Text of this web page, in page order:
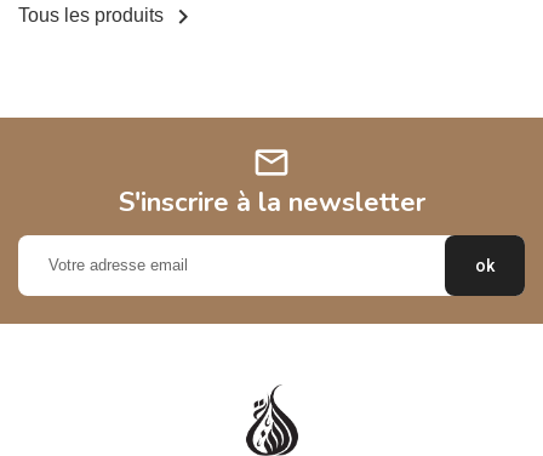
Tous les produits 
mail
S'inscrire à la newsletter